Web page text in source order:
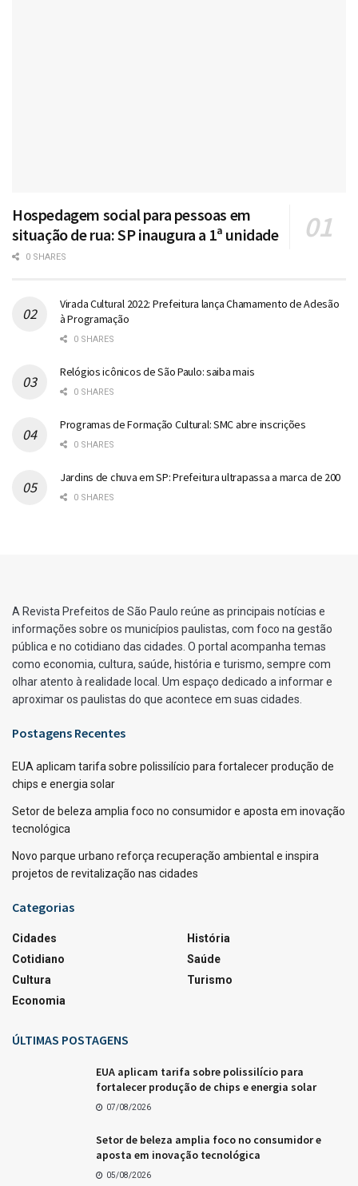
Hospedagem social para pessoas em
situação de rua: SP inaugura a 1ª unidade
0 SHARES
Virada Cultural 2022: Prefeitura lança Chamamento de Adesão
à Programação
0 SHARES
Relógios icônicos de São Paulo: saiba mais
0 SHARES
Programas de Formação Cultural: SMC abre inscrições
0 SHARES
Jardins de chuva em SP: Prefeitura ultrapassa a marca de 200
0 SHARES
A Revista Prefeitos de São Paulo reúne as principais notícias e
informações sobre os municípios paulistas, com foco na gestão
pública e no cotidiano das cidades. O portal acompanha temas
como economia, cultura, saúde, história e turismo, sempre com
olhar atento à realidade local. Um espaço dedicado a informar e
aproximar os paulistas do que acontece em suas cidades.
Postagens Recentes
EUA aplicam tarifa sobre polissilício para fortalecer produção de
chips e energia solar
Setor de beleza amplia foco no consumidor e aposta em inovação
tecnológica
Novo parque urbano reforça recuperação ambiental e inspira
projetos de revitalização nas cidades
Categorias
Cidades
Cotidiano
Cultura
Economia
História
Saúde
Turismo
ÚLTIMAS POSTAGENS
EUA aplicam tarifa sobre polissilício para
fortalecer produção de chips e energia solar
07/08/2026
Setor de beleza amplia foco no consumidor e
aposta em inovação tecnológica
05/08/2026